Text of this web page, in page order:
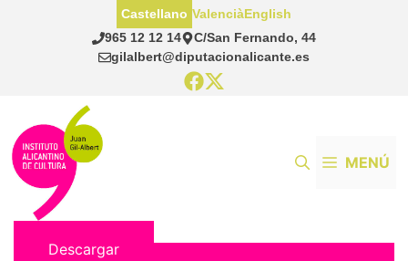
965 12 12 14
C/San Fernando, 44
gilalbert@diputacionalicante.es
Castellano ValenciàEnglish
MENÚ
Descargar